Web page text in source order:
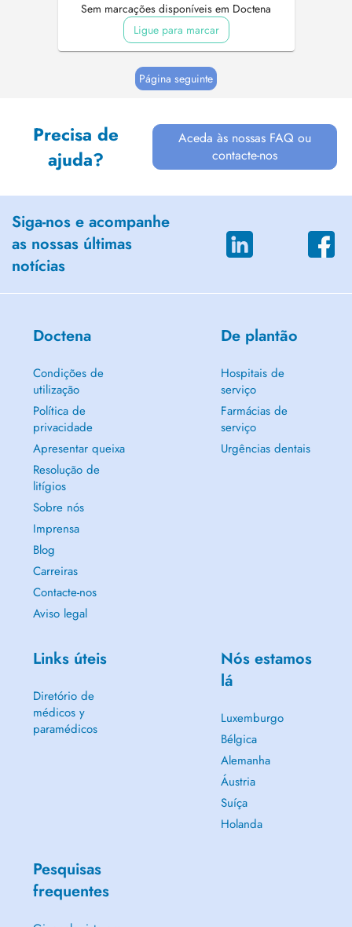
Sem marcações disponíveis em Doctena
Ligue para marcar
Página seguinte
Precisa de
ajuda?
Aceda às nossas FAQ ou
contacte-nos
Siga-nos e acompanhe
as nossas últimas
notícias
Doctena
Condições de
utilização
Política de
privacidade
Apresentar queixa
Resolução de
litígios
Sobre nós
Imprensa
Blog
Carreiras
Contacte-nos
Aviso legal
De plantão
Hospitais de
serviço
Farmácias de
serviço
Urgências dentais
Links úteis
Diretório de
médicos y
paramédicos
Nós estamos
lá
Luxemburgo
Bélgica
Alemanha
Áustria
Suíça
Holanda
Pesquisas
frequentes